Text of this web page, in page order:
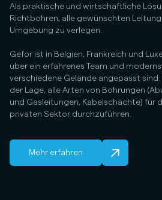
Als praktische und wirtschaftliche
Richtbohren, alle gewünschten
Umgebung zu verlegen.
Gefor ist in Belgien, Frankreich und
über ein erfahrenes Team und
verschiedene Gelände angepasst sind.
der Lage, alle Arten von Bohrungen
und Gasleitungen, Kabelschächte) für
privaten Sektor durchzuführen.
Mehr erfahren